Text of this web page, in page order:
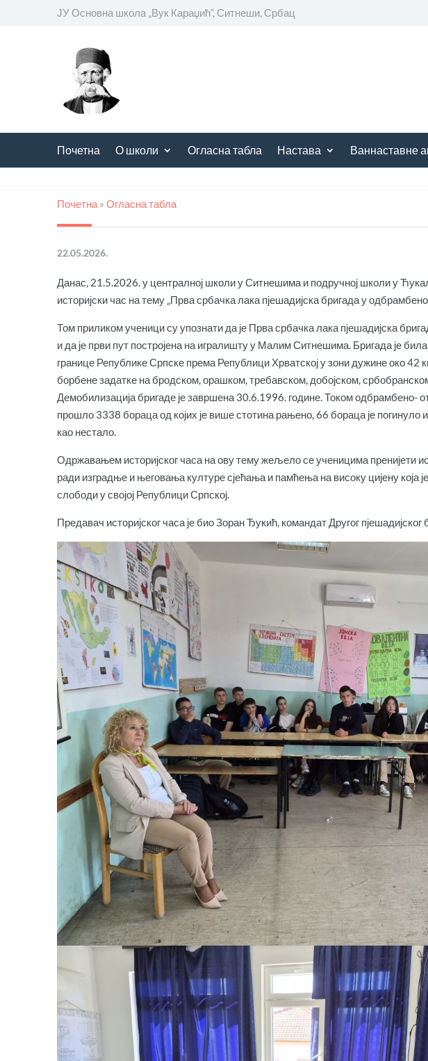
ЈУ Основна школа „Вук Караџић“, Ситнеши, Србац
Почетна О школи Огласна табла Настава Ваннаставне
Почетна » Огласна табла
22.05.2026.
Данас, 21.5.2026. у централној школи у Ситнешима и подручној школи у
историјски час на тему „Прва србачка лака пјешадијска бригада у
Том приликом ученици су упознати да је Прва србачка лака пјешадијска
и да је први пут постројена на игралишту у Малим Ситнешима. Бригада је
границе Републике Српске према Републици Хрватској у зони дужине око 42
борбене задатке на бродском, орашком, требавском, добојском,
Демобилизација бригаде је завршена 30.6.1996. године. Током одбрамбено-
прошло 3338 бораца од којих је више стотина рањено, 66 бораца је погинуло
као нестало.
Одржавањем историјског часа на ову тему жељело се ученицима пренијети
ради изградње и његовања културе сјећања и памћења на високу цијену која
слободи у својој Републици Српској.
Предавач историјског часа је био Зоран Ђукић, командат Другог